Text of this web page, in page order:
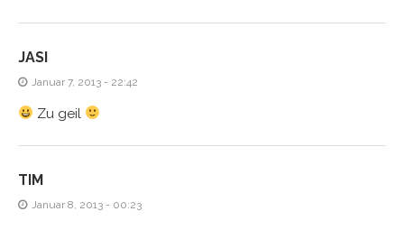
JASI
Januar 7, 2013 - 22:42
Zu geil
TIM
Januar 8, 2013 - 00:23